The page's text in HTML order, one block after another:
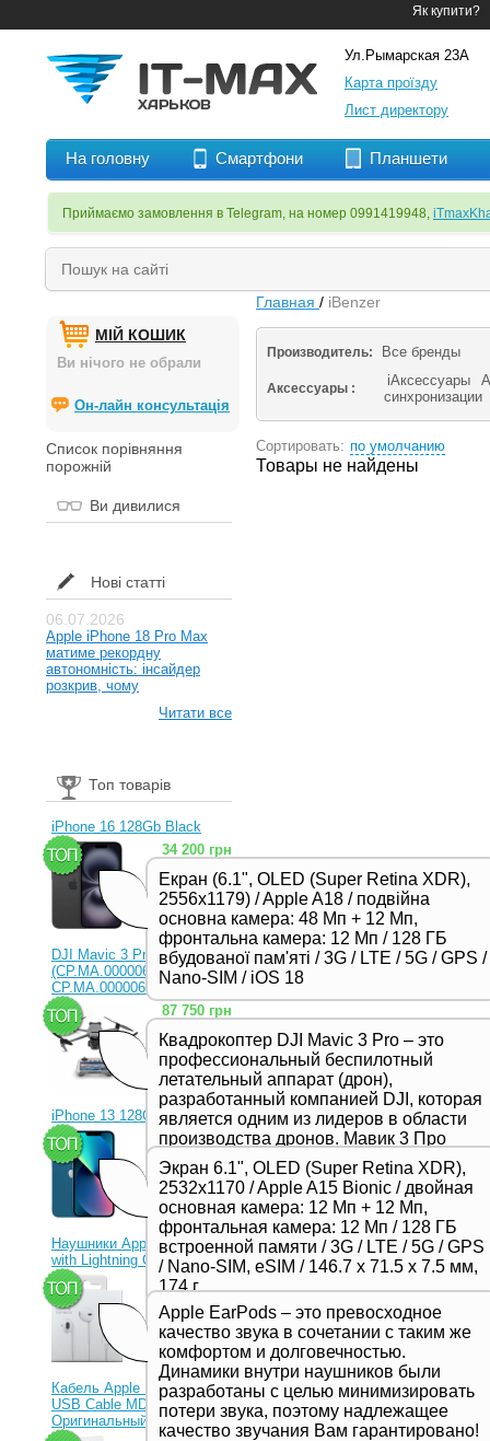
Як купити?
Ул.Рымарская 23А
Карта проїзду
Лист директору
На головну Смартфони Планшети
Приймаємо замовлення в Telegram, на номер 0991419948,
МІЙ КОШИК
Ви нічого не обрали
Он-лайн консультація
Список порівняння
порожній
Ви дивилися
Нові статті
06.07.2026
Apple iPhone 18 Pro Max
матиме рекордну
автономність: інсайдер
розкрив, чому
Читати все
Топ товарів
iPhone 16 128Gb Black
Екран (6.1", OLED (Super Retina XDR),
2556x1179) / Apple A18 / подвійна
основна камера: 48 Мп + 12 Мп,
фронтальна камера: 12 Мп / 128 ГБ
вбудованої пам'яті / 3G / LTE / 5G / GPS /
Nano-SIM / iOS 18
34 200 грн
DJI Mavic 3 Pro (RC)
(CP.MA.00000654.01,
CP.MA.00000656.01)
Квадрокоптер DJI Mavic 3 Pro – это
профессиональный беспилотный
летательный аппарат (дрон),
разработанный компанией DJI, которая
является одним из лидеров в области
производства дронов. Мавик 3 Про
представляет собой новейшую модель
в серии Mavic и отличается высоким
качеством съемки, продвинутыми
функциями и улучшенной
производительностью,
предназначенной для
профессиональных фотографов и
видеооператоров.
87 750 грн
iPhone 13 128Gb Blue
Экран 6.1", OLED (Super Retina XDR),
2532x1170 / Apple A15 Bionic / двойная
основная камера: 12 Мп + 12 Мп,
фронтальная камера: 12 Мп / 128 ГБ
встроенной памяти / 3G / LTE / 5G / GPS
/ Nano-SIM, eSIM / 146.7 х 71.5 х 7.5 мм,
174 г
23 400 грн
Наушники Apple EarPods
with Lightning Connector
Apple EarPods – это превосходное
качество звука в сочетании с таким же
комфортом и долговечностью.
Динамики внутри наушников были
разработаны с целью минимизировать
потери звука, поэтому надлежащее
качество звучания Вам гарантировано!
1 350 грн
Кабель Apple Lightning to
USB Cable MD818ZM
Оригинальный!
Главная / iBenzer
Производитель: Все бренды
Аксессуары : iАксессуары
синхронизации
Сортировать: по умолчанию
Товары не найдены